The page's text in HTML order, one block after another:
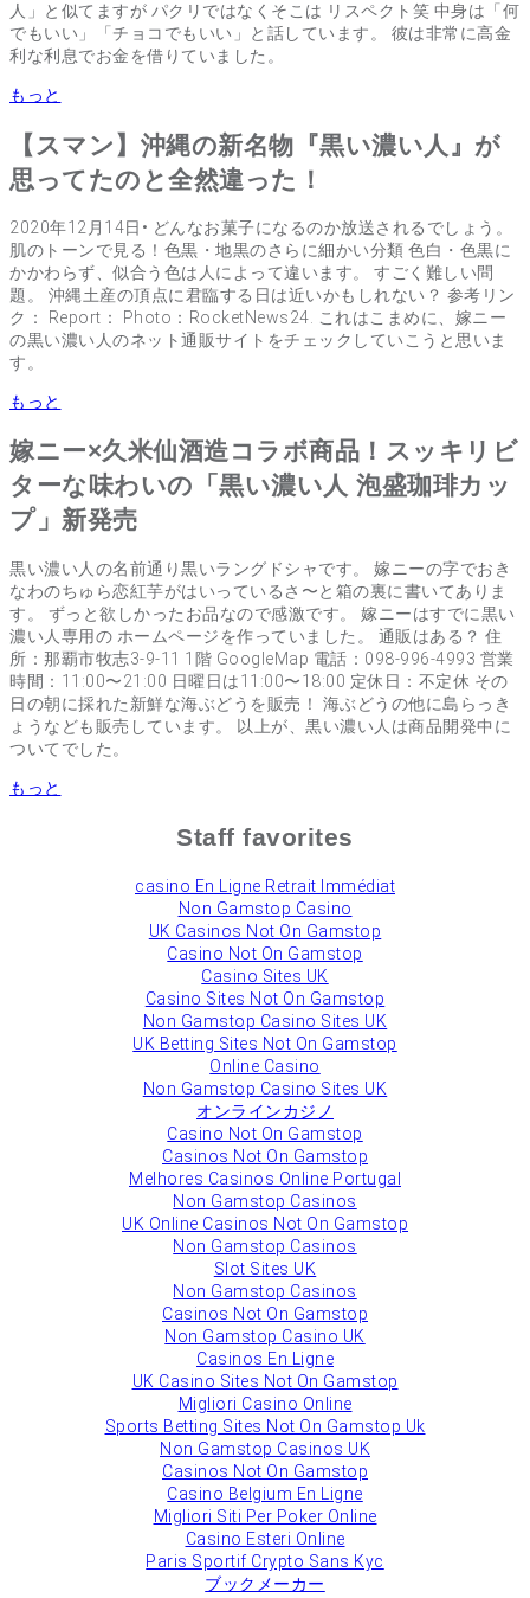
人」と似てますが パクリではなくそこは リスペクト笑 中身は「何
でもいい」「チョコでもいい」と話しています。 彼は非常に高金
利な利息でお金を借りていました。
もっと
【スマン】沖縄の新名物『黒い濃い人』が
思ってたのと全然違った！
2020年12月14日• どんなお菓子になるのか放送されるでしょう。
肌のトーンで見る！色黒・地黒のさらに細かい分類 色白・色黒に
かかわらず、似合う色は人によって違います。 すごく難しい問
題。 沖縄土産の頂点に君臨する日は近いかもしれない？ 参考リン
ク： Report： Photo：RocketNews24. これはこまめに、嫁ニー
の黒い濃い人のネット通販サイトをチェックしていこうと思いま
す。
もっと
嫁ニー×久米仙酒造コラボ商品！スッキリビ
ターな味わいの「黒い濃い人 泡盛珈琲カッ
プ」新発売
黒い濃い人の名前通り黒いラングドシャです。 嫁ニーの字でおき
なわのちゅら恋紅芋がはいっているさ〜と箱の裏に書いてありま
す。 ずっと欲しかったお品なので感激です。 嫁ニーはすでに黒い
濃い人専用の ホームページを作っていました。 通販はある？ 住
所：那覇市牧志3-9-11 1階 GoogleMap 電話：098-996-4993 営業
時間：11:00〜21:00 日曜日は11:00〜18:00 定休日：不定休 その
日の朝に採れた新鮮な海ぶどうを販売！ 海ぶどうの他に島らっき
ょうなども販売しています。 以上が、黒い濃い人は商品開発中に
ついてでした。
もっと
Staff favorites
сasino En Ligne Retrait Immédiat
Non Gamstop Casino
UK Casinos Not On Gamstop
Casino Not On Gamstop
Casino Sites UK
Casino Sites Not On Gamstop
Non Gamstop Casino Sites UK
UK Betting Sites Not On Gamstop
Online Casino
Non Gamstop Casino Sites UK
オンラインカジノ
Casino Not On Gamstop
Casinos Not On Gamstop
Melhores Casinos Online Portugal
Non Gamstop Casinos
UK Online Casinos Not On Gamstop
Non Gamstop Casinos
Slot Sites UK
Non Gamstop Casinos
Casinos Not On Gamstop
Non Gamstop Casino UK
Casinos En Ligne
UK Casino Sites Not On Gamstop
Migliori Casino Online
Sports Betting Sites Not On Gamstop Uk
Non Gamstop Casinos UK
Casinos Not On Gamstop
Casino Belgium En Ligne
Migliori Siti Per Poker Online
Casino Esteri Online
Paris Sportif Crypto Sans Kyc
ブックメーカー